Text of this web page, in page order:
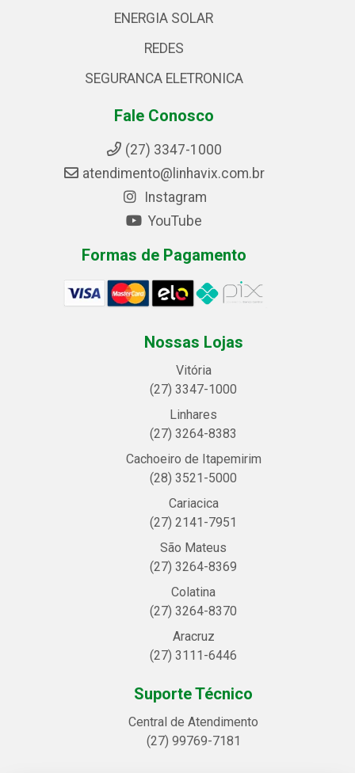
ENERGIA SOLAR
REDES
SEGURANCA ELETRONICA
Fale Conosco
(27) 3347-1000
atendimento@linhavix.com.br
Instagram
YouTube
Formas de Pagamento
Nossas Lojas
Vitória
(27) 3347-1000
Linhares
(27) 3264-8383
Cachoeiro de Itapemirim
(28) 3521-5000
Cariacica
(27) 2141-7951
São Mateus
(27) 3264-8369
Colatina
(27) 3264-8370
Aracruz
(27) 3111-6446
Suporte Técnico
Central de Atendimento
(27) 99769-7181